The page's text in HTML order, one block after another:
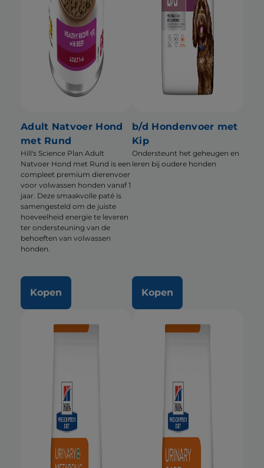
Adult Natvoer Hond
met Rund
Hill's Science Plan Adult
Natvoer Hond met Rund is een
compleet premium dierenvoer
voor volwassen honden vanaf 1
jaar. Deze smaakvolle paté is
samengesteld om de juiste
hoeveelheid energie te leveren
ter ondersteuning van de
behoeften van volwassen
honden.
Kopen
b/d Hondenvoer met
Kip
Ondersteunt het geheugen en
leren bij oudere honden
Kopen